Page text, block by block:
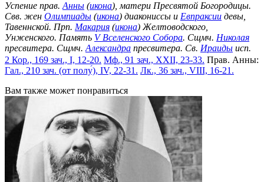
Успение прав. Анны (икона), матери Пресвятой Богородицы.
Свв. жен Олимпиады (икона) диакониссы и Евпраксии девы,
Тавеннской. Прп. Макария (икона) Желтоводского,
Унженского. Память V Вселенского Собора. Сщмч. Николая
пресвитера. Сщмч. Александра пресвитера. Св. Ираиды исп.
2 Кор., 169 зач., I, 12-20. Мф., 91 зач., XXII, 23-33. Прав. Анны:
Гал., 210 зач. (от полу́), IV, 22-31. Лк., 36 зач., VIII, 16-21.
Вам также может понравиться